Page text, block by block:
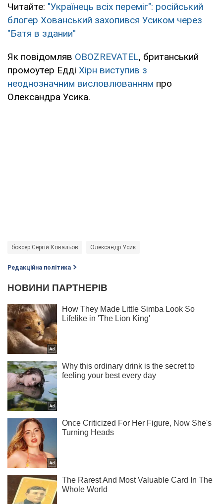
Читайте: "Українець всіх переміг": російський
блогер Хованський захопився Усиком через
"Батя в здании"
Як повідомляв OBOZREVATEL, британський
промоутер Едді Хірн виступив з
неоднозначним висловлюванням про
Олександра Усика.
боксер Сергій Ковальов Олександр Усик
Редакційна політика